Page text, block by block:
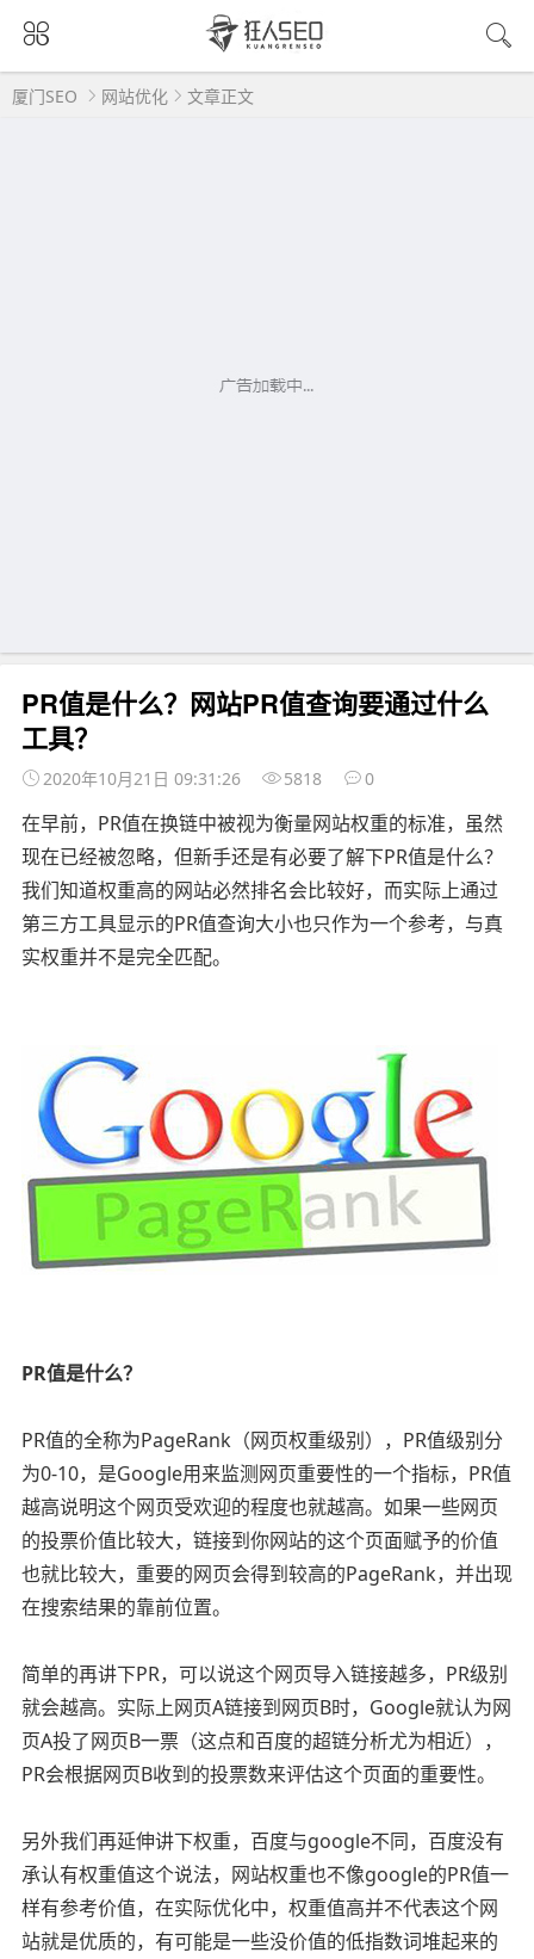
厦门SEO 网站优化 文章正文
PR值是什么？网站PR值查询要通过什么
工具？
2020年10月21日 09:31:26 5818 0
在早前，PR值在换链中被视为衡量网站权重的标准，虽然
现在已经被忽略，但新手还是有必要了解下PR值是什么？
我们知道权重高的网站必然排名会比较好，而实际上通过
第三方工具显示的PR值查询大小也只作为一个参考，与真
实权重并不是完全匹配。
PR值是什么？
PR值的全称为PageRank（网页权重级别），PR值级别分
为0-10，是Google用来监测网页重要性的一个指标，PR值
越高说明这个网页受欢迎的程度也就越高。如果一些网页
的投票价值比较大，链接到你网站的这个页面赋予的价值
也就比较大，重要的网页会得到较高的PageRank，并出现
在搜索结果的靠前位置。
简单的再讲下PR，可以说这个网页导入链接越多，PR级别
就会越高。实际上网页A链接到网页B时，Google就认为网
页A投了网页B一票（这点和百度的超链分析尤为相近），
PR会根据网页B收到的投票数来评估这个页面的重要性。
另外我们再延伸讲下权重，百度与google不同，百度没有
承认有权重值这个说法，网站权重也不像google的PR值一
样有参考价值，在实际优化中，权重值高并不代表这个网
站就是优质的，有可能是一些没价值的低指数词堆起来的